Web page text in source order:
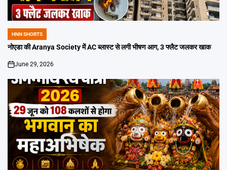
POSTED
IN
HNN SHORTS
नोएडा की Aranya Society में AC ब्लास्ट से लगी भीषण आग, 3 फ्लैट जलकर खाक
on
June 29, 2026